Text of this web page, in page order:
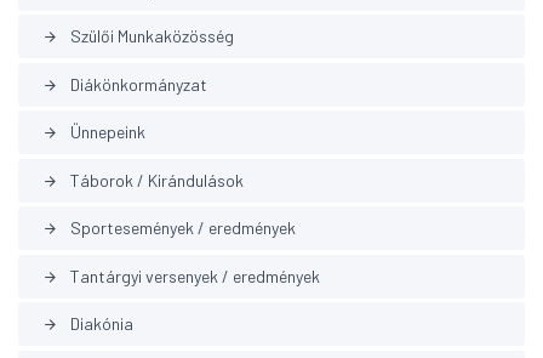
arrow_forward Szülői Munkaközösség
arrow_forward Diákönkormányzat
arrow_forward Ünnepeink
arrow_forward Táborok / Kirándulások
arrow_forward Sportesemények / eredmények
arrow_forward Tantárgyi versenyek / eredmények
arrow_forward Diakónia